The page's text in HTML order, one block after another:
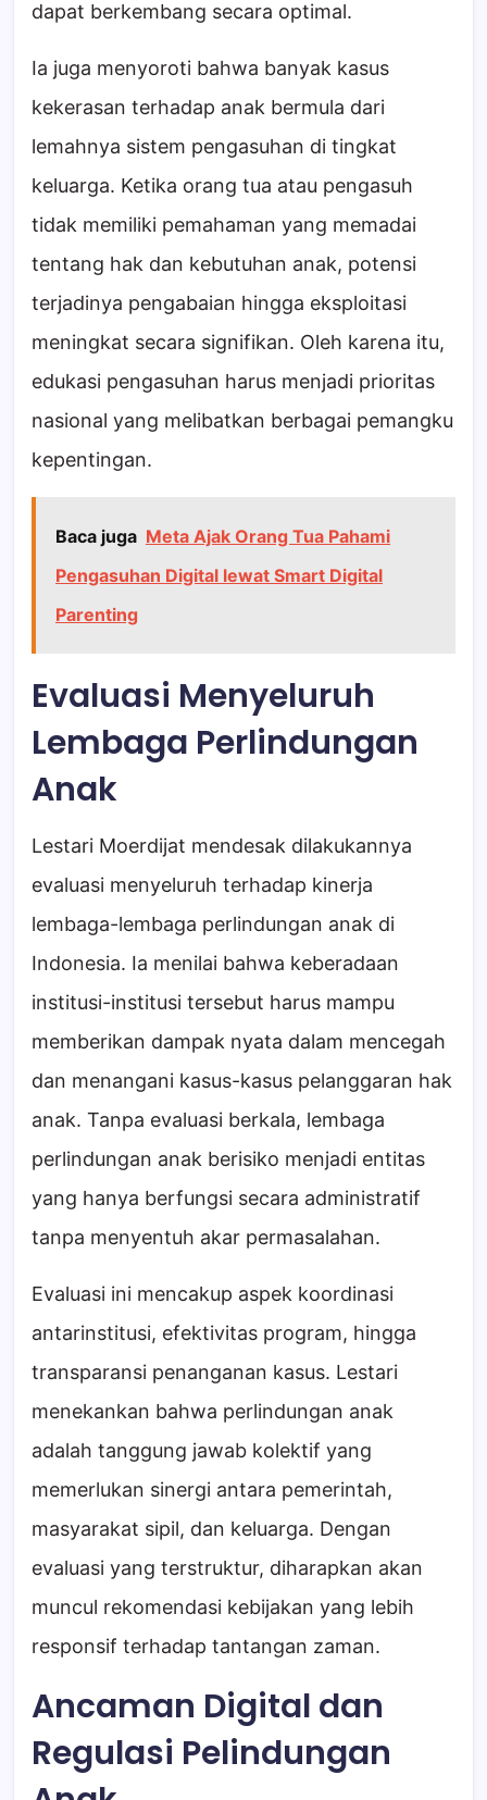
dapat berkembang secara optimal.
Ia juga menyoroti bahwa banyak kasus
kekerasan terhadap anak bermula dari
lemahnya sistem pengasuhan di tingkat
keluarga. Ketika orang tua atau pengasuh
tidak memiliki pemahaman yang memadai
tentang hak dan kebutuhan anak, potensi
terjadinya pengabaian hingga eksploitasi
meningkat secara signifikan. Oleh karena itu,
edukasi pengasuhan harus menjadi prioritas
nasional yang melibatkan berbagai pemangku
kepentingan.
Baca juga Meta Ajak Orang Tua Pahami
Pengasuhan Digital lewat Smart Digital
Parenting
Evaluasi Menyeluruh
Lembaga Perlindungan
Anak
Lestari Moerdijat mendesak dilakukannya
evaluasi menyeluruh terhadap kinerja
lembaga-lembaga perlindungan anak di
Indonesia. Ia menilai bahwa keberadaan
institusi-institusi tersebut harus mampu
memberikan dampak nyata dalam mencegah
dan menangani kasus-kasus pelanggaran hak
anak. Tanpa evaluasi berkala, lembaga
perlindungan anak berisiko menjadi entitas
yang hanya berfungsi secara administratif
tanpa menyentuh akar permasalahan.
Evaluasi ini mencakup aspek koordinasi
antarinstitusi, efektivitas program, hingga
transparansi penanganan kasus. Lestari
menekankan bahwa perlindungan anak
adalah tanggung jawab kolektif yang
memerlukan sinergi antara pemerintah,
masyarakat sipil, dan keluarga. Dengan
evaluasi yang terstruktur, diharapkan akan
muncul rekomendasi kebijakan yang lebih
responsif terhadap tantangan zaman.
Ancaman Digital dan
Regulasi Pelindungan